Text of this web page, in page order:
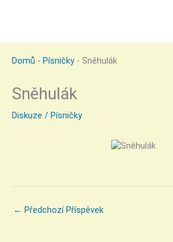
Domů - Písničky - Sněhulák
Sněhulák
Diskuze / Písničky
← Předchozí Příspěvek